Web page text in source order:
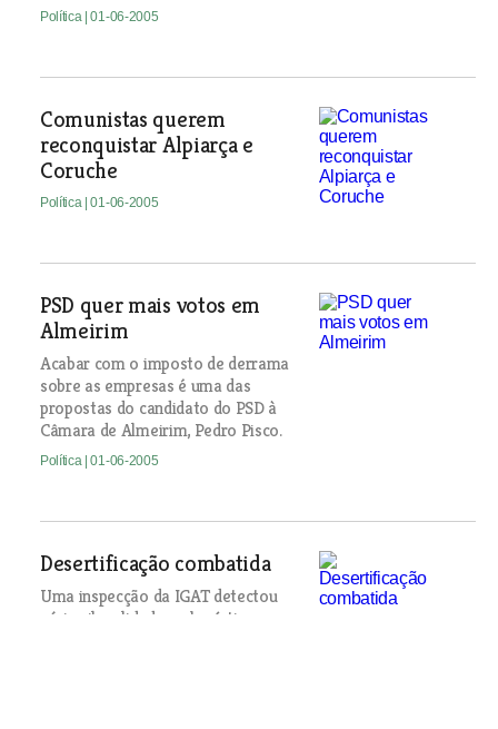
Política | 01-06-2005
Comunistas querem
reconquistar Alpiarça e
Coruche
Política | 01-06-2005
PSD quer mais votos em
Almeirim
Acabar com o imposto de derrama
sobre as empresas é uma das
propostas do candidato do PSD à
Câmara de Almeirim, Pedro Pisco.
Política | 01-06-2005
Desertificação combatida
Uma inspecção da IGAT detectou
várias ilegalidades urbanísticas